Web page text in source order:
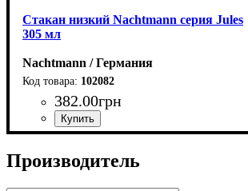
Стакан низкий Nachtmann серия Jules
305 мл
Nachtmann / Германия
102082
382.00грн
Производитель